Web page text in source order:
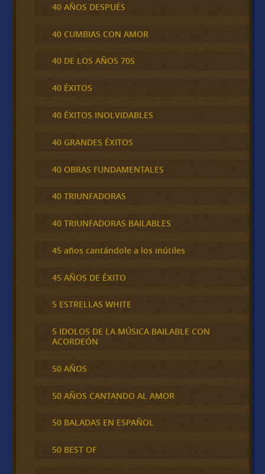
40 AÑOS DESPUÉS
40 CUMBIAS CON AMOR
40 DE LOS AÑOS 70S
40 ÉXITOS
40 ÉXITOS INOLVIDABLES
40 GRANDES ÉXITOS
40 OBRAS FUNDAMENTALES
40 TRIUNFADORAS
40 TRIUNFADORAS BAILABLES
45 años cantándole a los inútiles
45 AÑOS DE ÉXITO
5 ESTRELLAS WHITE
5 IDOLOS DE LA MÚSICA BAILABLE CON
ACORDEÓN
50 AÑOS
50 AÑOS CANTANDO AL AMOR
50 BALADAS EN ESPAÑOL
50 BEST OF